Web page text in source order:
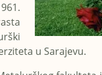
u Sarajevu.